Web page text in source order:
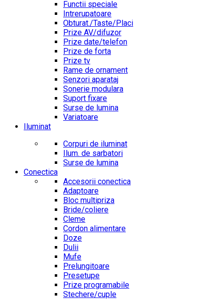
Functii speciale
Intrerupatoare
Obturat./Taste/Placi
Prize AV/difuzor
Prize date/telefon
Prize de forta
Prize tv
Rame de ornament
Senzori aparataj
Sonerie modulara
Suport fixare
Surse de lumina
Variatoare
Iluminat
Corpuri de iluminat
Ilum. de sarbatori
Surse de lumina
Conectica
Accesorii conectica
Adaptoare
Bloc multipriza
Bride/coliere
Cleme
Cordon alimentare
Doze
Dulii
Mufe
Prelungitoare
Presetupe
Prize programabile
Stechere/cuple